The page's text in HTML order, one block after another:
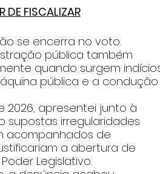
DE FISCALIZAR
se encerra no voto.
pública também
quando surgem
pública e a condução
2026, apresentei junto à
supostas irregularidades
acompanhados de
a abertura de
Legislativo.